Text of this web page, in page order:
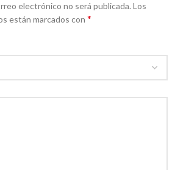
electrónico no será publicada.Los
están marcados con *